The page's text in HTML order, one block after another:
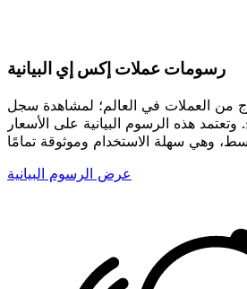
رسومات عملات إكس إي البيانية
من العملات في العالم؛ لمشاهدة سجل
وتعتمد هذه الرسوم البيانية على الأسعار
عرض الرسوم البيانية